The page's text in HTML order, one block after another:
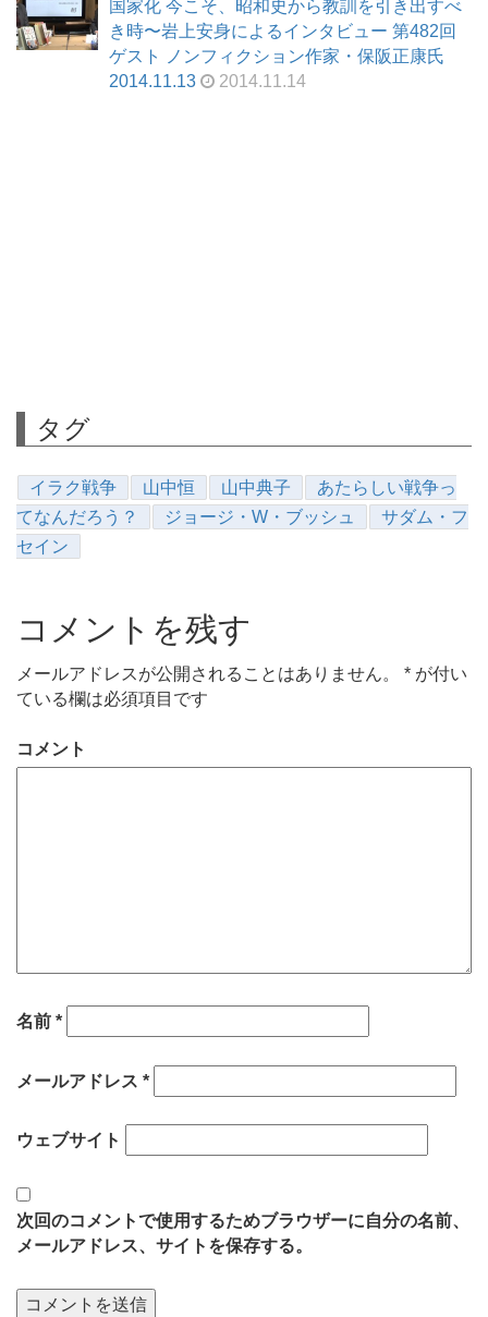
国家化 今こそ、昭和史から教訓を引き出すべ
き時〜岩上安身によるインタビュー 第482回
ゲスト ノンフィクション作家・保阪正康氏
2014.11.13
2014.11.14
タグ
イラク戦争 山中恒 山中典子
あたらしい戦争っ
てなんだろう？
ジョージ・W・ブッシュ
サダム・フ
セイン
コメントを残す
メールアドレスが公開されることはありません。 * が付い
ている欄は必須項目です
コメント
名前 *
メールアドレス *
ウェブサイト
次回のコメントで使用するためブラウザーに自分の名前、
メールアドレス、サイトを保存する。